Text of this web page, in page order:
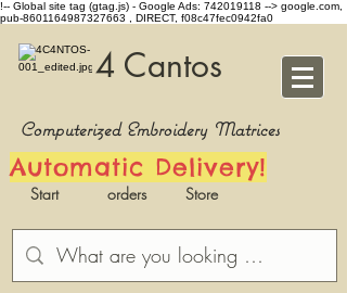
!-- Global site tag (gtag.js) - Google Ads: 742019118 --> google.com,
pub-8601164987327663 , DIRECT, f08c47fec0942fa0
4 Cantos
Computerized Embroidery Matrices
Automatic Delivery!
Start orders Store